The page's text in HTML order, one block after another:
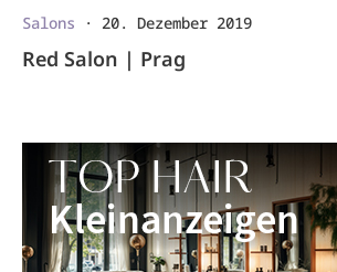
Salons · 20. Dezember 2019
Red Salon | Prag